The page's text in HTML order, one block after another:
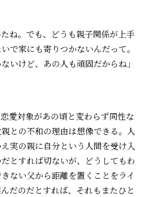
たね。でも、どうも親子関係が上手
で家にも寄りつかないんだって。
いけど、あの人も頑固だからね」
愛対象があの頃と変わらず同性な
との不和の理由は想像できる。人
実の親に自分という人間を受け入
とすれば切ないが、どうしてもわ
ない父から距離を置くことをライ
だのだとすれば、それもまたひと